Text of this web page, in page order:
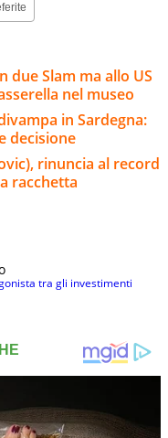
Slam ma allo US
nel museo
in Sardegna:
decisione
rinuncia al record
racchetta
tra gli investimenti